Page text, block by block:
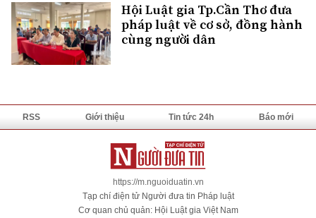
Hội Luật gia Tp.Cần Thơ đưa
pháp luật về cơ sở, đồng hành
cùng người dân
RSS Giới thiệu Tin tức 24h Báo mới
https://m.nguoiduatin.vn
Tạp chí điện tử Người đưa tin Pháp luật
Cơ quan chủ quản: Hội Luật gia Việt Nam